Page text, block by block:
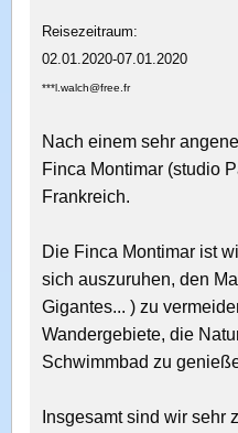
Reisezeitraum:
02.01.2020-07.01.2020
***l.walch@free.fr
Nach einem sehr
Finca Montimar (studio
Frankreich.
Die Finca Montimar ist
sich auszuruhen, den
Gigantes... ) zu
Wandergebiete, die
Schwimmbad zu
Insgesamt sind wir sehr